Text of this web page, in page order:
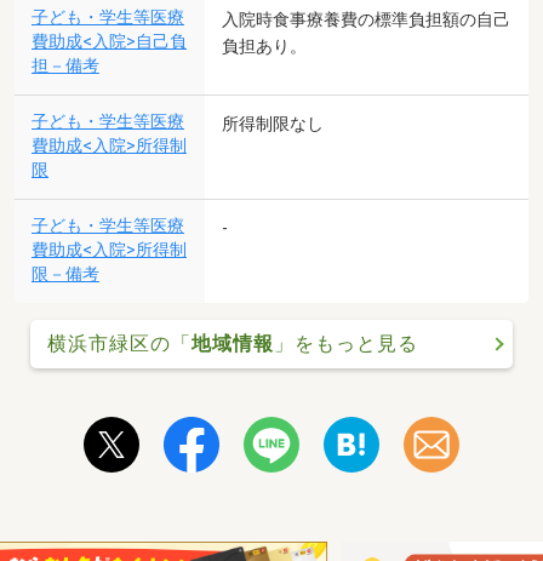
子ども・学生等医療
費助成<入院>自己負
担－備考
入院時食事療養費の標準負担額の自己
負担あり。
子ども・学生等医療
費助成<入院>所得制
限
所得制限なし
子ども・学生等医療
費助成<入院>所得制
限－備考
-
横浜市緑区の「地域情報 」をもっと見る